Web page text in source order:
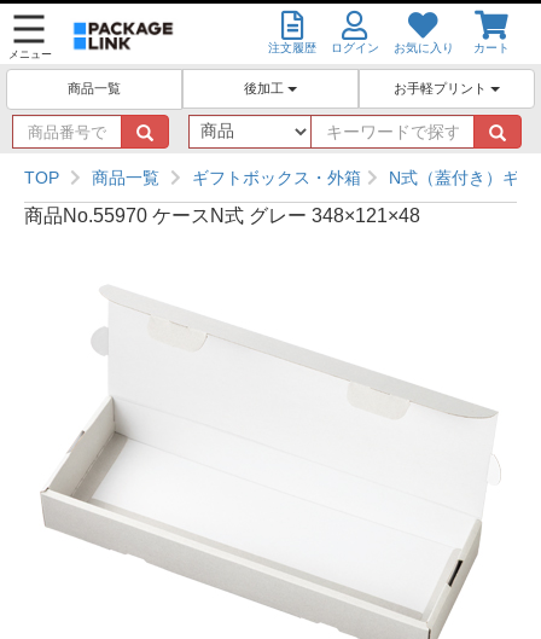
メニュー 注文履歴 ログイン お気に入り カート
商品一覧 後加工 お手軽プリント
商
品
番
号
で
キ
ー
ワ
ー
ド
TOP 商品一覧 ギフトボックス・外箱 N式（蓋付き）ギ
商品No.55970 ケースN式 グレー 348×121×48